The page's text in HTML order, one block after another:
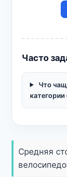
Часто
Что
Средняя